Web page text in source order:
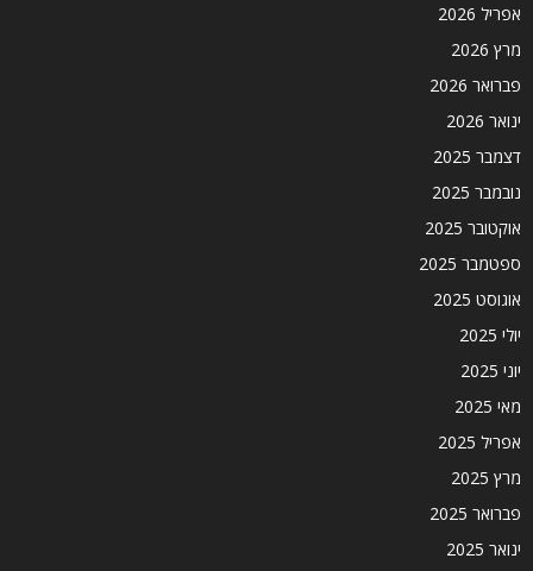
אפריל 2026
מרץ 2026
פברואר 2026
ינואר 2026
דצמבר 2025
נובמבר 2025
אוקטובר 2025
ספטמבר 2025
אוגוסט 2025
יולי 2025
יוני 2025
מאי 2025
אפריל 2025
מרץ 2025
פברואר 2025
ינואר 2025